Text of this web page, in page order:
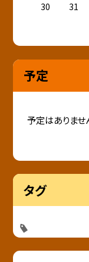
30
31
予定
予定はありませ
タグ